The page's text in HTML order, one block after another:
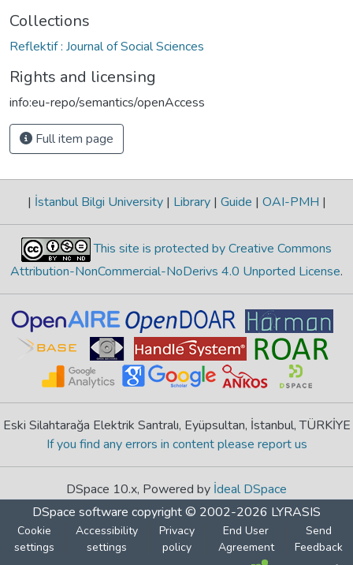
Collections
Reflektif : Journal of Social Sciences
Rights and licensing
info:eu-repo/semantics/openAccess
Full item page
| İstanbul Bilgi University | Library | Guide | OAI-PMH |
This site is protected by Creative Commons
Attribution-NonCommercial-NoDerivs 4.0 Unported License.
Eski Silahtarağa Elektrik Santralı, Eyüpsultan, İstanbul, TÜRKİYE
If you find any errors in content please report us
DSpace 10.x, Powered by İdeal DSpace
DSpace software copyright © 2002-2026 LYRASIS
Cookie
settings
Accessibility
settings
Privacy
policy
End User
Agreement
Send
Feedback